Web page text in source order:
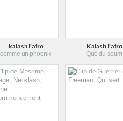
kalash l'afro
comme un phoenix
Kalash l'afro
Que du seum